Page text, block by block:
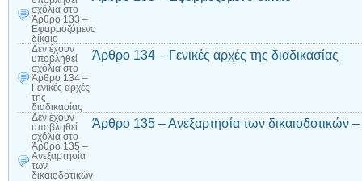
σχόλια στο
Άρθρο 133 –
Εφαρμοζόμενο
δίκαιο
Δεν έχουν
υποβληθεί
σχόλια στο
Άρθρο 134 –
Γενικές αρχές
της
διαδικασίας
Άρθρο 134 – Γενικές αρχές της διαδικασίας
Δεν έχουν
υποβληθεί
σχόλια στο
Άρθρο 135 –
Ανεξαρτησία
των
δικαιοδοτικών
Άρθρο 135 – Ανεξαρτησία των δικαιοδοτικών